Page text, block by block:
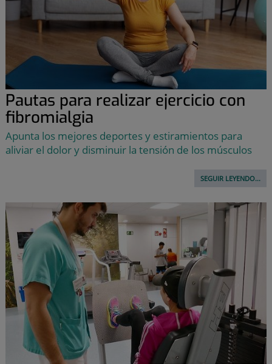
Pautas para realizar ejercicio con
fibromialgia
Apunta los mejores deportes y estiramientos para
aliviar el dolor y disminuir la tensión de los músculos
SEGUIR LEYENDO...